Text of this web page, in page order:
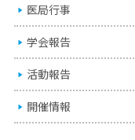
医局行事
学会報告
活動報告
開催情報